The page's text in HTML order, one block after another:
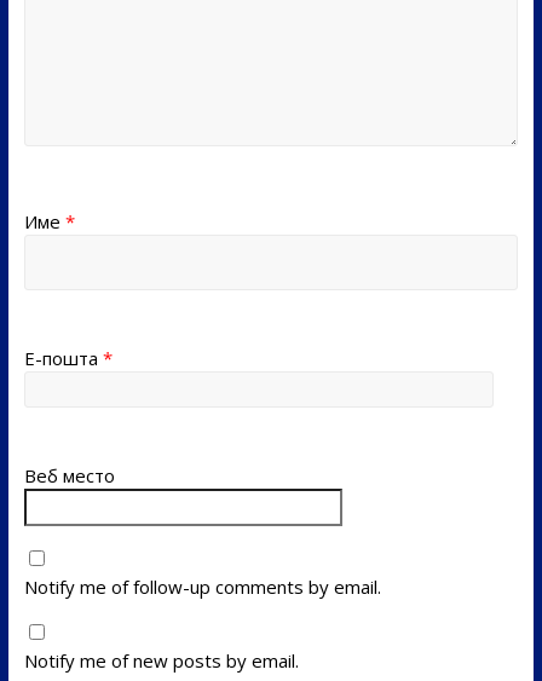
Име *
Е-пошта *
Веб место
Notify me of follow-up comments by email.
Notify me of new posts by email.